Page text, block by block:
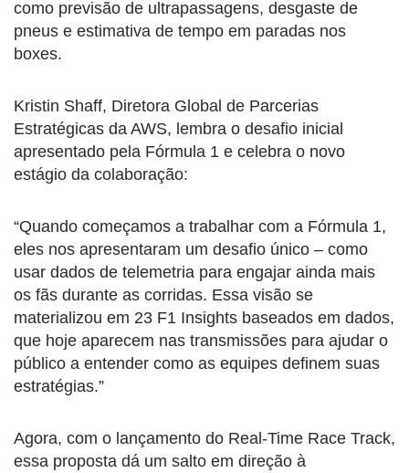
como previsão de ultrapassagens, desgaste de
pneus e estimativa de tempo em paradas nos
boxes.
Kristin Shaff, Diretora Global de Parcerias
Estratégicas da AWS, lembra o desafio inicial
apresentado pela Fórmula 1 e celebra o novo
estágio da colaboração:
“Quando começamos a trabalhar com a Fórmula 1,
eles nos apresentaram um desafio único – como
usar dados de telemetria para engajar ainda mais
os fãs durante as corridas. Essa visão se
materializou em 23 F1 Insights baseados em dados,
que hoje aparecem nas transmissões para ajudar o
público a entender como as equipes definem suas
estratégias.”
Agora, com o lançamento do Real-Time Race Track,
essa proposta dá um salto em direção à